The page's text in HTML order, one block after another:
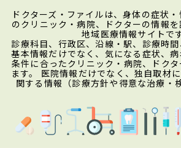
ドクターズ・ファイルは、身体の症状
のクリニック・病院、ドクターの情報
地域医療情報サイトです
診療科目、行政区、沿線・駅、診療時
基本情報だけでなく、気になる症状、
条件に合ったクリニック・病院、ドク
ます。 医院情報だけでなく、独自取材
関する情報（診療方針や得意な治療・